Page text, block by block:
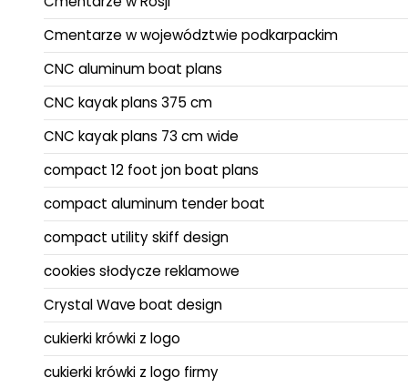
Cmentarze w województwie podkarpackim
CNC aluminum boat plans
CNC kayak plans 375 cm
CNC kayak plans 73 cm wide
compact 12 foot jon boat plans
compact aluminum tender boat
compact utility skiff design
cookies słodycze reklamowe
Crystal Wave boat design
cukierki krówki z logo
cukierki krówki z logo firmy